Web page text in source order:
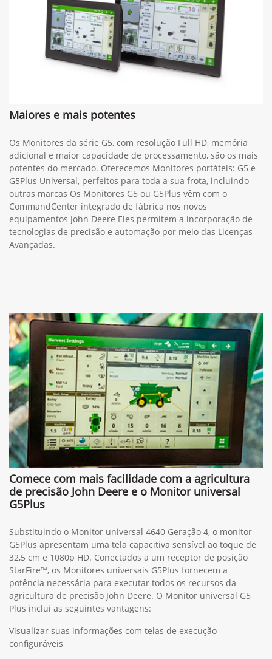
Maiores e mais potentes
Os Monitores da série G5, com resolução Full HD, memória
adicional e maior capacidade de processamento, são os mais
potentes do mercado. Oferecemos Monitores portáteis: G5 e
G5Plus Universal, perfeitos para toda a sua frota, incluindo
outras marcas Os Monitores G5 ou G5Plus vêm com o
CommandCenter integrado de fábrica nos novos
equipamentos John Deere Eles permitem a incorporação de
tecnologias de precisão e automação por meio das Licenças
Avançadas.
Comece com mais facilidade com a agricultura
de precisão John Deere e o Monitor universal
G5Plus
Substituindo o Monitor universal 4640 Geração 4, o monitor
G5Plus apresentam uma tela capacitiva sensível ao toque de
32,5 cm e 1080p HD. Conectados a um receptor de posição
StarFire™, os Monitores universais G5Plus fornecem a
potência necessária para executar todos os recursos da
agricultura de precisão John Deere. O Monitor universal G5
Plus inclui as seguintes vantagens:
Visualizar suas informações com telas de execução
configuráveis